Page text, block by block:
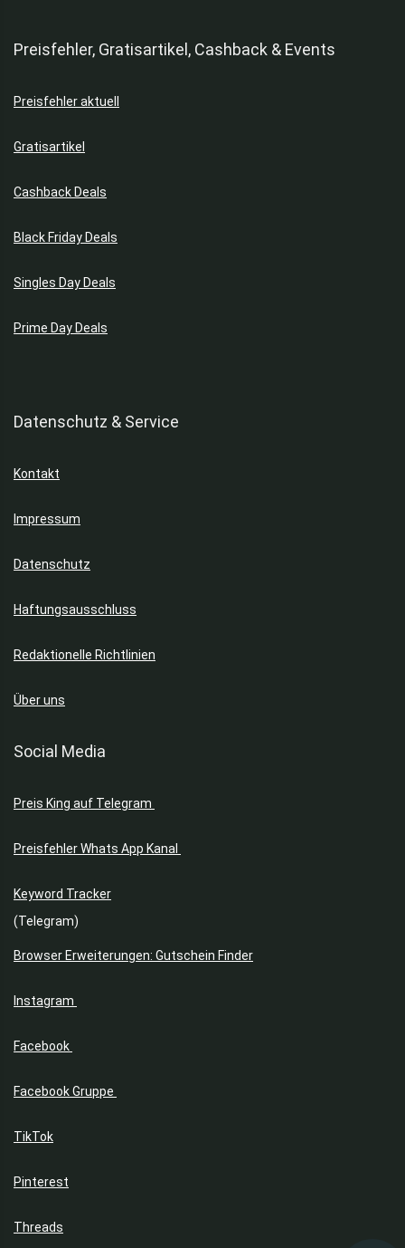
Preisfehler, Gratisartikel, Cashback & Events
Preisfehler aktuell
Gratisartikel
Cashback Deals
Black Friday Deals
Singles Day Deals
Prime Day Deals
Datenschutz & Service
Kontakt
Impressum
Datenschutz
Haftungsausschluss
Redaktionelle Richtlinien
Über uns
Social Media
Preis King auf Telegram
Preisfehler Whats App Kanal
Keyword Tracker
(Telegram)
Browser Erweiterungen: Gutschein Finder
Instagram
Facebook
Facebook Gruppe
TikTok
Pinterest
Threads